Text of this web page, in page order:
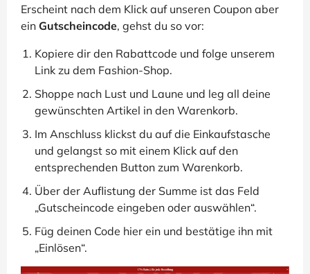
Erscheint nach dem Klick auf unseren Coupon aber
ein Gutscheincode, gehst du so vor:
Kopiere dir den Rabattcode und folge unserem
Link zu dem Fashion-Shop.
Shoppe nach Lust und Laune und leg all deine
gewünschten Artikel in den Warenkorb.
Im Anschluss klickst du auf die Einkaufstasche
und gelangst so mit einem Klick auf den
entsprechenden Button zum Warenkorb.
Über der Auflistung der Summe ist das Feld
„Gutscheincode eingeben oder auswählen“.
Füg deinen Code hier ein und bestätige ihn mit
„Einlösen“.